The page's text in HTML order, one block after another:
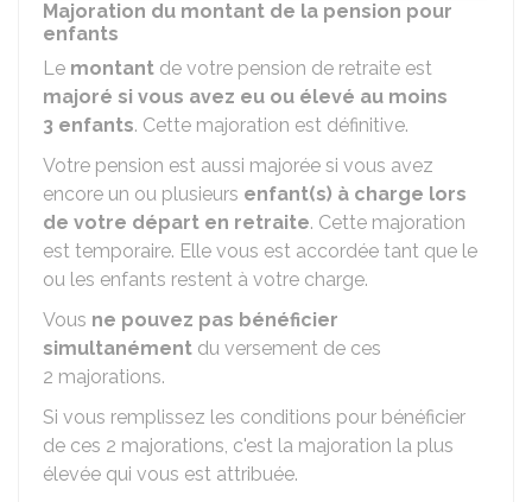
Majoration du montant de la pension pour
enfants
Le montant de votre pension de retraite est
majoré si vous avez eu ou élevé au moins
3 enfants. Cette majoration est définitive.
Votre pension est aussi majorée si vous avez
encore un ou plusieurs enfant(s) à charge lors
de votre départ en retraite. Cette majoration
est temporaire. Elle vous est accordée tant que le
ou les enfants restent à votre charge.
Vous ne pouvez pas bénéficier
simultanément du versement de ces
2 majorations.
Si vous remplissez les conditions pour bénéficier
de ces 2 majorations, c'est la majoration la plus
élevée qui vous est attribuée.